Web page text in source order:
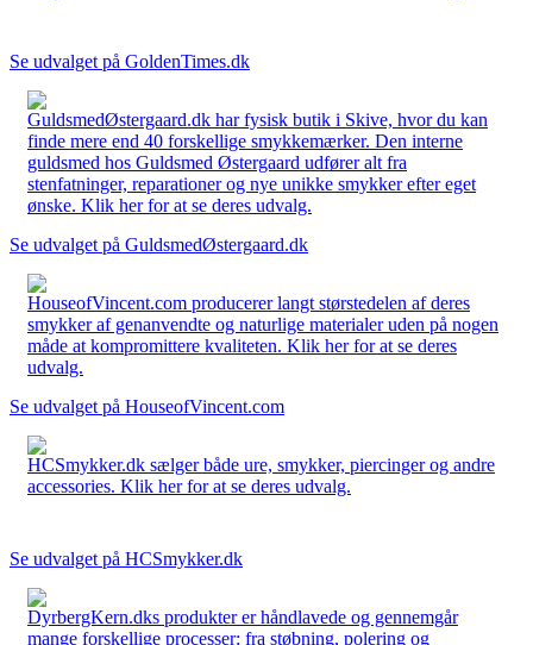
Se udvalget på GoldenTimes.dk
GuldsmedØstergaard.dk har fysisk butik i Skive, hvor du kan
finde mere end 40 forskellige smykkemærker. Den interne
guldsmed hos Guldsmed Østergaard udfører alt fra
stenfatninger, reparationer og nye unikke smykker efter eget
ønske. Klik her for at se deres udvalg.
Se udvalget på GuldsmedØstergaard.dk
HouseofVincent.com producerer langt størstedelen af deres
smykker af genanvendte og naturlige materialer uden på nogen
måde at kompromittere kvaliteten. Klik her for at se deres
udvalg.
Se udvalget på HouseofVincent.com
HCSmykker.dk sælger både ure, smykker, piercinger og andre
accessories. Klik her for at se deres udvalg.
Se udvalget på HCSmykker.dk
DyrbergKern.dks produkter er håndlavede og gennemgår
mange forskellige processer: fra støbning, polering og